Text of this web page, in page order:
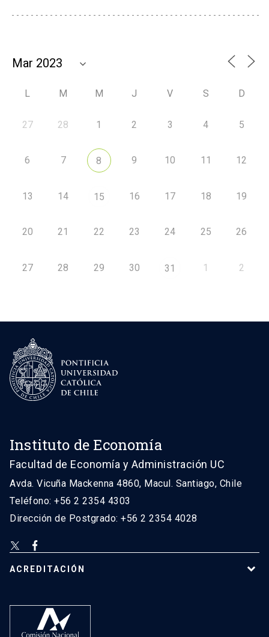
L M M J V S D
27 28 1 2 3 4 5
6 7 8 9 10 11 12
13 14 15 16 17 18 19
20 21 22 23 24 25 26
27 28 29 30 31 1 2
Instituto de Economía
Facultad de Economía y Administración UC
Avda. Vicuña Mackenna 4860, Macul. Santiago, Chile
Teléfono: +56 2 2354 4303
Dirección de Postgrado: +56 2 2354 4028
ACREDITACIÓN